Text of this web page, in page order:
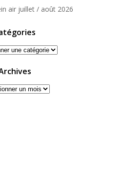
air juillet / août 2026